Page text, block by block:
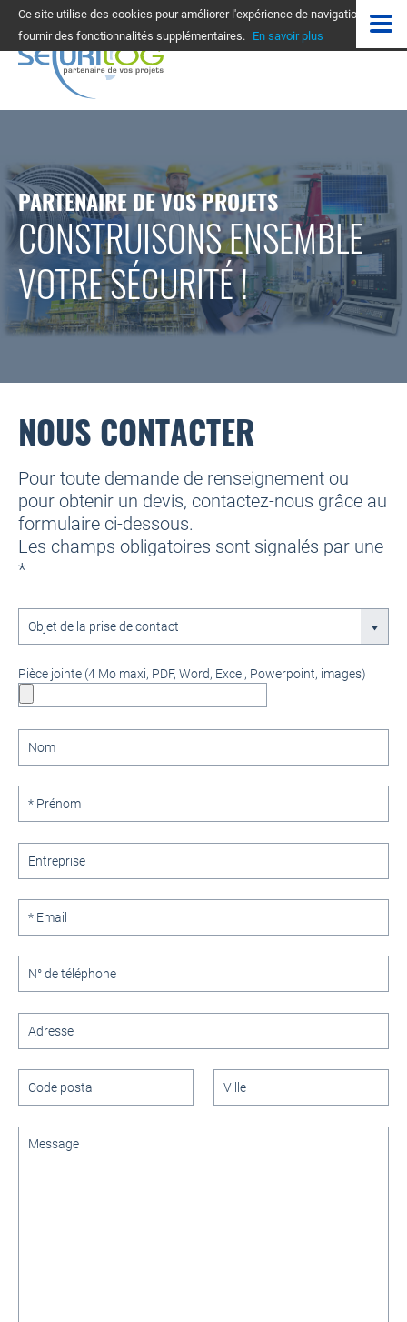
Ce site utilise des cookies pour améliorer l'expérience de navigation et
fournir des fonctionnalités supplémentaires. En savoir plus
PARTENAIRE DE VOS PROJETS
CONSTRUISONS ENSEMBLE
VOTRE SÉCURITÉ !
NOUS CONTACTER
Pour toute demande de renseignement ou
pour obtenir un devis, contactez-nous grâce au
formulaire ci-dessous.
Les champs obligatoires sont signalés par une
*
de
la
de
Objet de la prise de contact
Pièce jointe (4 Mo maxi, PDF, Word, Excel, Powerpoint, images)
postal